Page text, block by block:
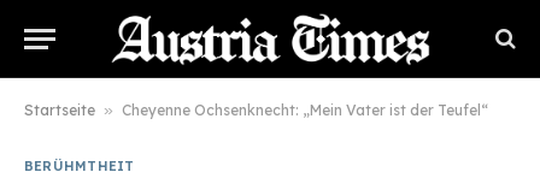
Startseite » Cheyenne Ochsenknecht: „Mein Vater ist der Teufel“
BERÜHMTHEIT